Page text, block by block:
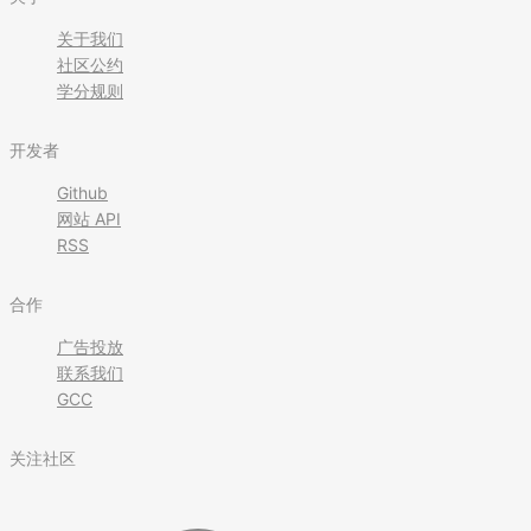
关于我们
社区公约
学分规则
开发者
Github
网站 API
RSS
合作
广告投放
联系我们
GCC
关注社区